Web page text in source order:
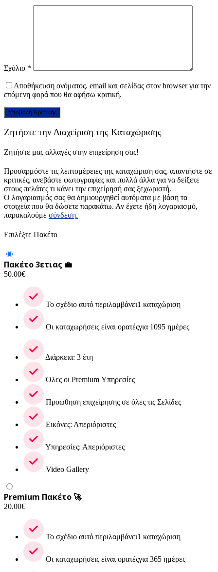
Σχόλιο *
Αποθήκευση ονόματος. email και σελίδας στον browser για την
επόμενη φορά που θα αφήσω κριτική.
Ζητήστε την Διαχείριση της Καταχώρισης
Ζητήστε μας αλλαγές στην επιχείρηση σας!
Προσαρμόστε τις λεπτομέρειες της καταχώριση σας, απαντήστε σε
κριτικές, ανεβάστε φωτογραφίες και πολλά άλλα για να δείξετε
στους πελάτες τι κάνει την επιχείρησή σας ξεχωριστή.
Ο λογαριασμός σας θα δημιουργηθεί αυτόματα με βάση τα
στοιχεία που θα δώσετε παρακάτω. Αν έχετε ήδη λογαριασμό,
παρακαλούμε σύνδεση.
Επιλέξτε Πακέτο
Πακέτο 3ετιας 💼
50.00€
Το σχέδιο αυτό περιλαμβάνει1 καταχώριση
Οι καταχωρήσεις είναι ορατέςγια 1095 ημέρες
Διάρκεια: 3 έτη
Όλες οι Premium Υπηρεσίες
Προώθηση επιχείρησης σε όλες τις Σελίδες
Εικόνες: Απεριόριστες
Υπηρεσίες: Απεριόριστες
Video Gallery
Premium Πακέτο 🚀
20.00€
Το σχέδιο αυτό περιλαμβάνει1 καταχώριση
Οι καταχωρήσεις είναι ορατέςγια 365 ημέρες